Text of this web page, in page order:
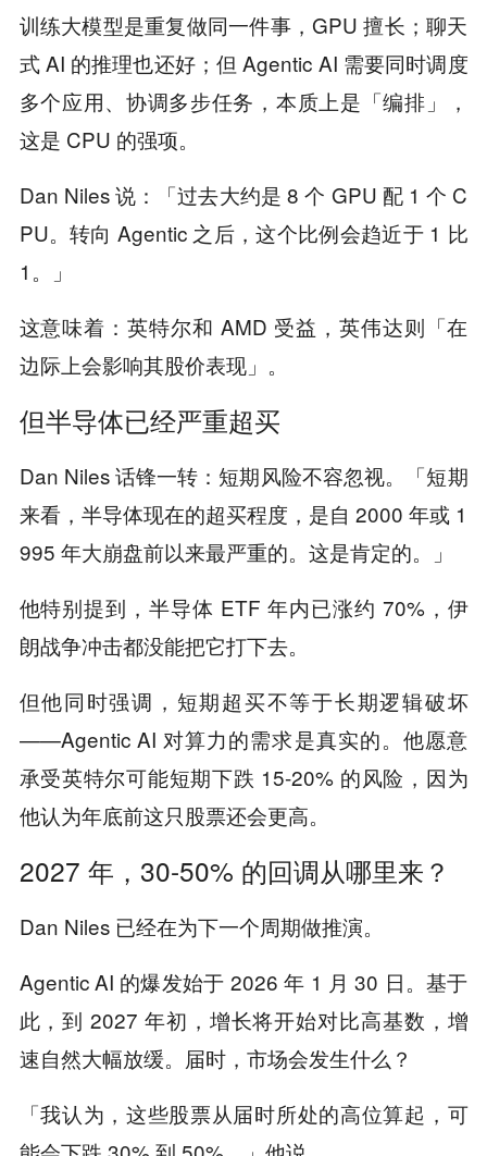
训练大模型是重复做同一件事，GPU 擅长；聊天
式 AI 的推理也还好；但 Agentic AI 需要同时调度
多个应用、协调多步任务，本质上是「编排」，
这是 CPU 的强项。
Dan Niles 说：「过去大约是 8 个 GPU 配 1 个 C
PU。转向 Agentic 之后，这个比例会趋近于 1 比
1。」
这意味着：英特尔和 AMD 受益，英伟达则「在
边际上会影响其股价表现」。
但半导体已经严重超买
Dan Niles 话锋一转：短期风险不容忽视。「短期
来看，半导体现在的超买程度，是自 2000 年或 1
995 年大崩盘前以来最严重的。这是肯定的。」
他特别提到，半导体 ETF 年内已涨约 70%，伊
朗战争冲击都没能把它打下去。
但他同时强调，短期超买不等于长期逻辑破坏
——Agentic AI 对算力的需求是真实的。他愿意
承受英特尔可能短期下跌 15-20% 的风险，因为
他认为年底前这只股票还会更高。
2027 年，30-50% 的回调从哪里来？
Dan Niles 已经在为下一个周期做推演。
Agentic AI 的爆发始于 2026 年 1 月 30 日。基于
此，到 2027 年初，增长将开始对比高基数，增
速自然大幅放缓。届时，市场会发生什么？
「我认为，这些股票从届时所处的高位算起，可